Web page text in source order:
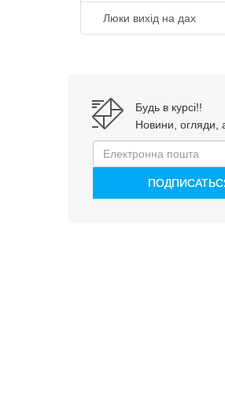
Люки вихід на дах
Будь в курсі!!
Новини, огляди,